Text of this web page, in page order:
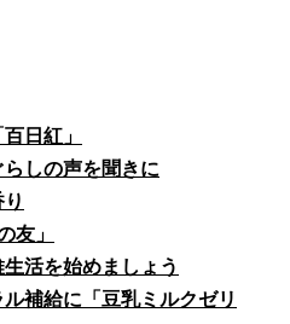
日紅」
しの声を聞きに
友」
生活を始めましょう
補給に「豆乳ミルクゼリ